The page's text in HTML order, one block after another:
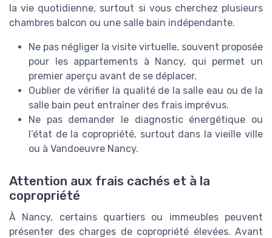
la vie quotidienne, surtout si vous cherchez plusieurs
chambres balcon ou une salle bain indépendante.
Ne pas négliger la visite virtuelle, souvent proposée
pour les appartements à Nancy, qui permet un
premier aperçu avant de se déplacer.
Oublier de vérifier la qualité de la salle eau ou de la
salle bain peut entraîner des frais imprévus.
Ne pas demander le diagnostic énergétique ou
l’état de la copropriété, surtout dans la vieille ville
ou à Vandoeuvre Nancy.
Attention aux frais cachés et à la
copropriété
À Nancy, certains quartiers ou immeubles peuvent
présenter des charges de copropriété élevées. Avant